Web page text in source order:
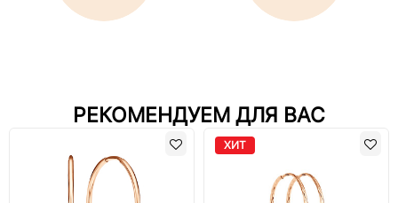
РЕКОМЕНДУЕМ ДЛЯ ВАС
ХИТ